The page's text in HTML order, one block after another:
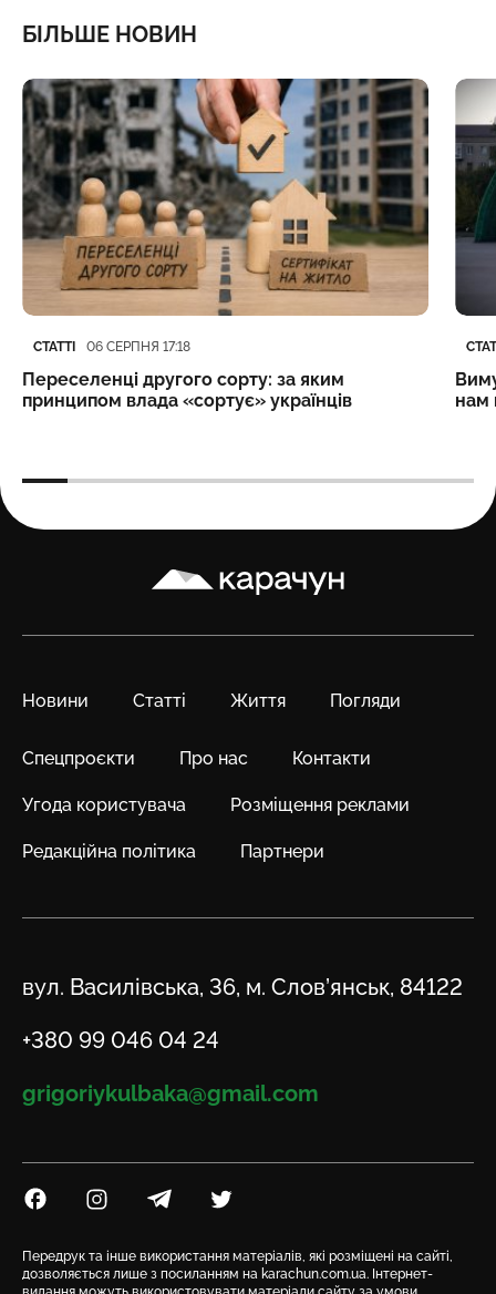
БІЛЬШЕ НОВИН
Категорія
СТАТТІ
Дата публікації
06 СЕРПНЯ 17:18
Переселенці другого сорту: за яким
принципом влада «сортує» українців
нам
Карачун
Новини Статті Життя Погляди
Спецпроєкти Про нас Контакти
Угода користувача Розміщення реклами
Редакційна політика Партнери
Адреса
вул. Василівська, 36, м. Слов’янськ, 84122
Телефон
+380 99 046 04 24
Email
grigoriykulbaka@gmail.com
Посилання на Facebook
Посилання на Instagram
Посилання на Telegram
Посилання на Twitter
Передрук та інше використання матеріалів, які розміщені на сайті,
дозволяється лише з посиланням на karachun.com.ua. Інтернет-